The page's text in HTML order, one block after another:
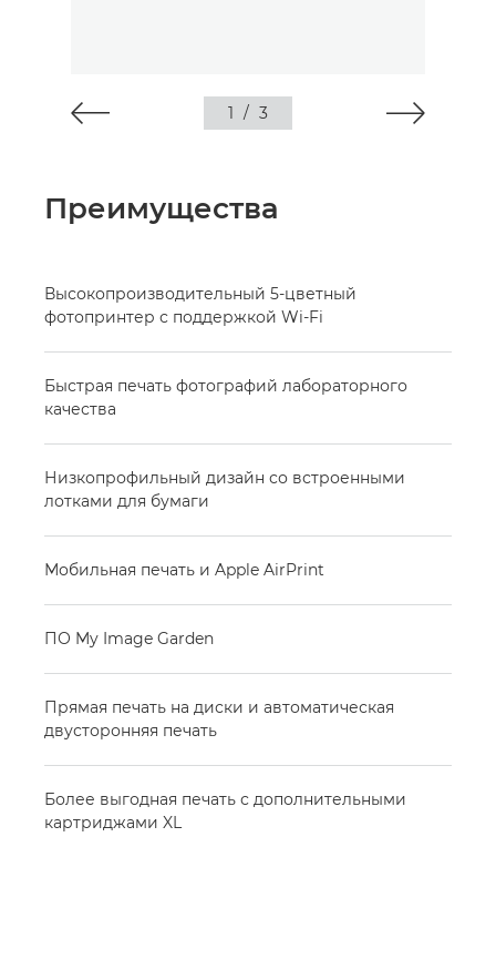
1 / 3
Преимущества
Высокопроизводительный 5-цветный
фотопринтер с поддержкой Wi-Fi
Быстрая печать фотографий лабораторного
качества
Низкопрофильный дизайн со встроенными
лотками для бумаги
Мобильная печать и Apple AirPrint
ПО My Image Garden
Прямая печать на диски и автоматическая
двусторонняя печать
Более выгодная печать с дополнительными
картриджами XL